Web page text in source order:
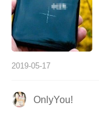
2019-05-17
OnlyYou!